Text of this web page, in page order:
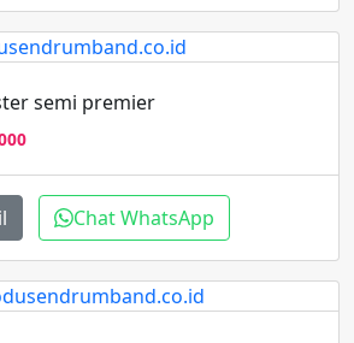
semi premier
Harga
adalah:
Rp120.000.
Chat WhatsApp